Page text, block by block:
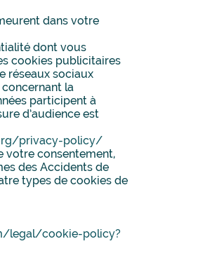
dans votre
dont vous
cookies publicitaires
réseaux sociaux
la
participent à
d’audience est
privacy-policy/
votre consentement,
des Accidents de
types de cookies de
legal/cookie-policy?